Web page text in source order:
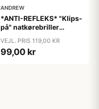
ANDREW
*ANTI-REFLEKS* "Klips-
på" natkørebriller
"Moon"
VEJL. PRIS 119,00 KR
99,00 kr